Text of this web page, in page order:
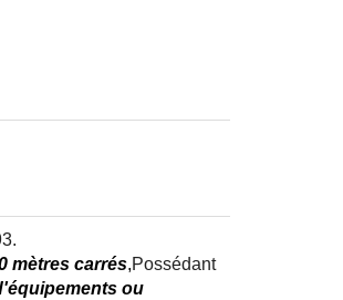
mètres carrés,Possédant
ou